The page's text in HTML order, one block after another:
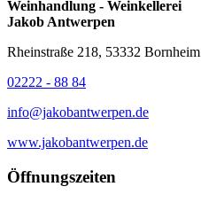
Weinhandlung - Weinkellerei
Jakob Antwerpen
Rheinstraße 218, 53332 Bornheim
02222 - 88 84
info@jakobantwerpen.de
www.jakobantwerpen.de
Öffnungszeiten